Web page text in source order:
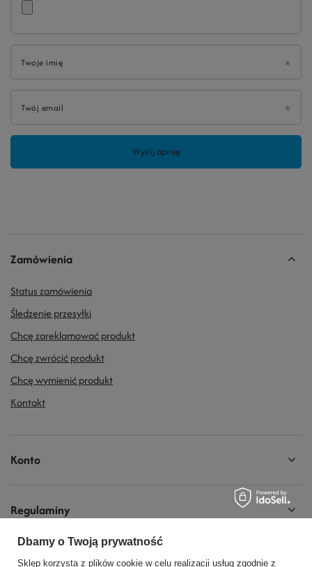
Twoje imię
Twój email
Wyślij opinię
Zamówienia
Status zamówienia
Śledzenie przesyłki
Chcę zareklamować produkt
Chcę zwrócić produkt
Chcę wymienić produkt
Kontakt
Konto
Regulaminy
Social Media
Dbamy o Twoją prywatność
Sklep korzysta z plików cookie w celu realizacji usług zgodnie z